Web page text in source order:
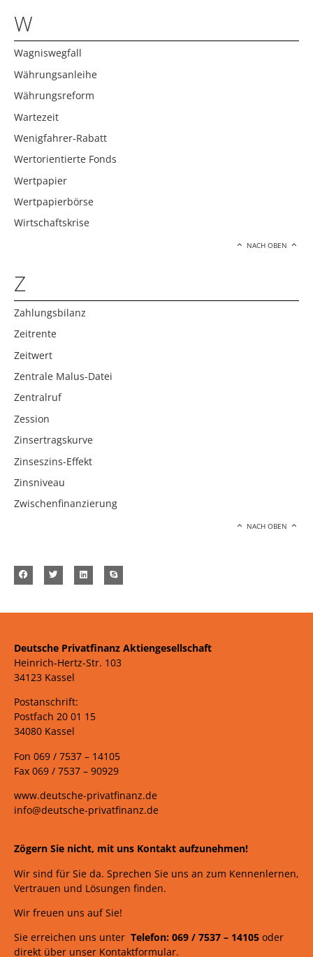
W
Wagniswegfall
Währungsanleihe
Währungsreform
Wartezeit
Wenigfahrer-Rabatt
Wertorientierte Fonds
Wertpapier
Wertpapierbörse
Wirtschaftskrise
NACH OBEN
Z
Zahlungsbilanz
Zeitrente
Zeitwert
Zentrale Malus-Datei
Zentralruf
Zession
Zinsertragskurve
Zinseszins-Effekt
Zinsniveau
Zwischenfinanzierung
NACH OBEN
Deutsche Privatfinanz Aktiengesellschaft
Heinrich-Hertz-Str. 103
34123 Kassel
Postanschrift:
Postfach 20 01 15
34080 Kassel
Fon 069 / 7537 – 14105
Fax 069 / 7537 – 90929
www.deutsche-privatfinanz.de
info@deutsche-privatfinanz.de
Zögern Sie nicht, mit uns Kontakt aufzunehmen!
Wir sind für Sie da. Sprechen Sie uns an zum Kennenlernen,
Vertrauen und Lösungen finden.
Wir freuen uns auf Sie!
Sie erreichen uns unter Telefon: 069 / 7537 – 14105 oder
direkt über unser Kontaktformular.